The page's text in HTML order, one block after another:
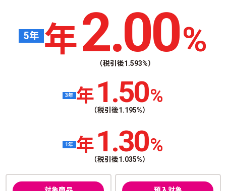
5年 年2.00%
（税引後1.593%）
3年 年 1.50%
（税引後1.195%）
1年 年 1.30%
（税引後1.035%）
商品の特徴